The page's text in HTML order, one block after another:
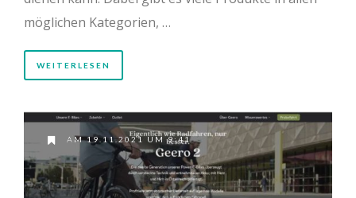
möglichen Kategorien, …
WEITERLESEN
AM 19.11.2021 UM 9:41